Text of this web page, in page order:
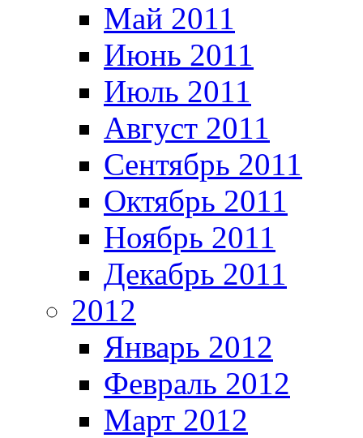
Май 2011
Июнь 2011
Июль 2011
Август 2011
Сентябрь 2011
Октябрь 2011
Ноябрь 2011
Декабрь 2011
2012
Январь 2012
Февраль 2012
Март 2012